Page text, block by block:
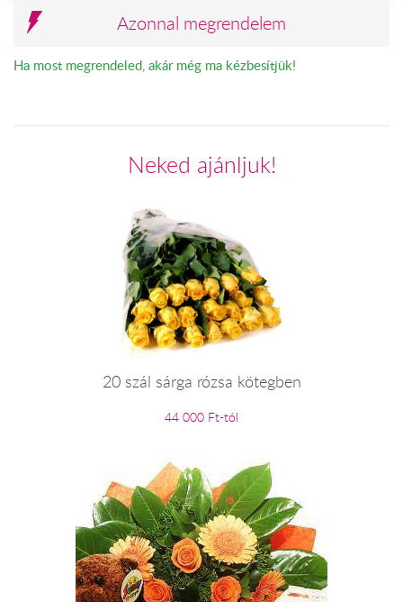
Azonnal megrendelem
Ha most megrendeled, akár még ma kézbesítjük!
Neked ajánljuk!
20 szál sárga rózsa kötegben
44 000 Ft-tól